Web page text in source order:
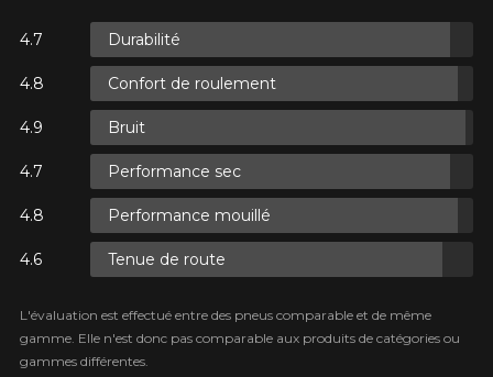
Durabilité
Confort de roulement
Bruit
Performance sec
Performance mouillé
Tenue de route
L'évaluation est effectué entre des pneus comparable et de même
gamme. Elle n'est donc pas comparable aux produits de catégories ou
gammes différentes.